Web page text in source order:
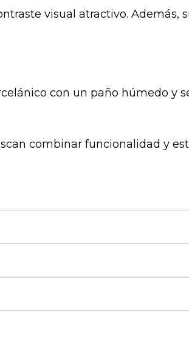
visual atractivo. Además,
con un paño húmedo y
combinar funcionalidad y